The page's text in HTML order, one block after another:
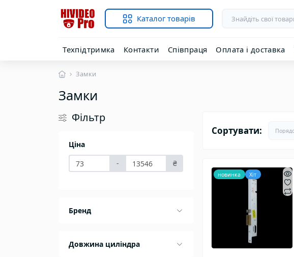
Каталог товарів
Техпідтримка Контакти Співпраця Оплата і доставка
Замки
Замки
Фільтр
Ціна
-
₴
Бренд
Довжина циліндра
Сортувати:
новинка Хіт